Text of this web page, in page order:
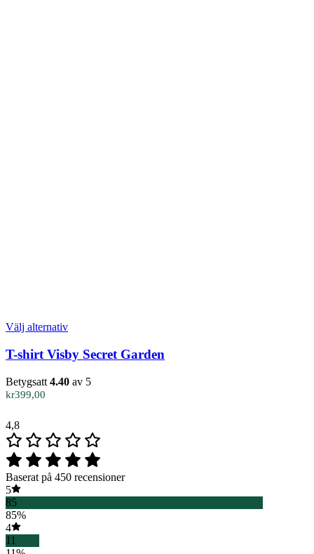
Välj alternativDen
produkten
har
flera
varianter.
kan
väljas
på
produktsidan
T-shirt Visby Secret Garden
Betygsatt 4.40 av 5
kr399,00
4,8
Baserat på 450 recensioner
5
85
85%
4
11